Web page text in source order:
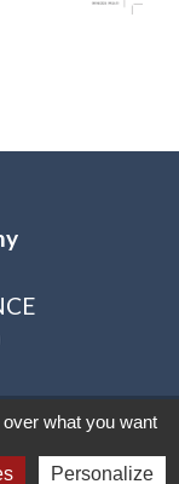
what you want
Personalize